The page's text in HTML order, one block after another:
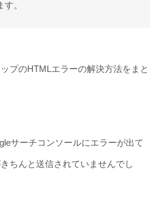
。
プのHTMLエラーの解決方法をまと
サーチコンソールにエラーが出て
ちんと送信されていませんでし